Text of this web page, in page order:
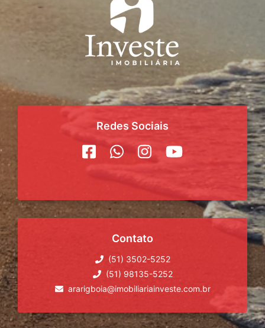
Redes Sociais
Contato
(51) 3502-5252
(51) 98135-5252
ararigboia@imobiliariainveste.com.br